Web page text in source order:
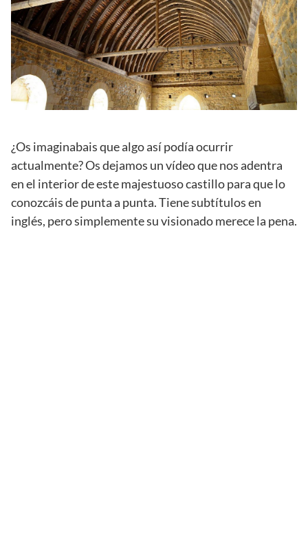
¿Os imaginabais que algo así podía ocurrir
actualmente? Os dejamos un vídeo que nos adentra
en el interior de este majestuoso castillo para que lo
conozcáis de punta a punta. Tiene subtítulos en
inglés, pero simplemente su visionado merece la pena.